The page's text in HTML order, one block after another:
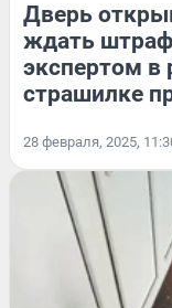
Дверь
ждать
экспертом в
страшилке
28 февраля, 2025,